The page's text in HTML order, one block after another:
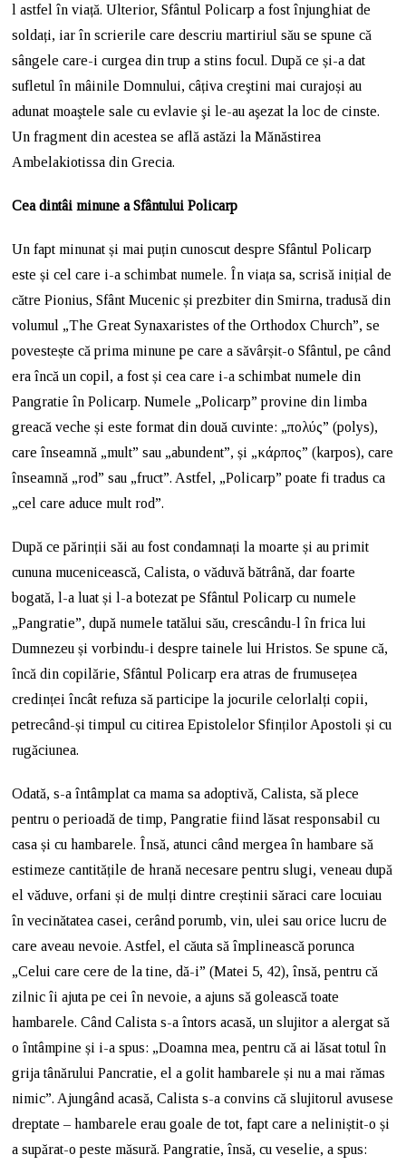
l astfel în viață. Ulterior, Sfântul Policarp a fost înjunghiat de
soldați, iar în scrierile care descriu martiriul său se spune că
sângele care-i curgea din trup a stins focul. După ce și-a dat
sufletul în mâinile Domnului, câțiva creştini mai curajoși au
adunat moaştele sale cu evlavie şi le-au aşezat la loc de cinste.
Un fragment din acestea se află astăzi la Mănăstirea
Ambelakiotissa din Grecia.
Cea dintâi minune a Sfântului Policarp
Un fapt minunat și mai puțin cunoscut despre Sfântul Policarp
este și cel care i-a schimbat numele. În viața sa, scrisă inițial de
către Pionius, Sfânt Mucenic și prezbiter din Smirna, tradusă din
volumul „The Great Synaxaristes of the Orthodox Church”, se
povestește că prima minune pe care a săvârșit-o Sfântul, pe când
era încă un copil, a fost și cea care i-a schimbat numele din
Pangratie în Policarp. Numele „Policarp” provine din limba
greacă veche și este format din două cuvinte: „πολύς” (polys),
care înseamnă „mult” sau „abundent”, și „κάρπος” (karpos), care
înseamnă „rod” sau „fruct”. Astfel, „Policarp” poate fi tradus ca
„cel care aduce mult rod”.
După ce părinții săi au fost condamnați la moarte și au primit
cununa mucenicească, Calista, o văduvă bătrână, dar foarte
bogată, l-a luat și l-a botezat pe Sfântul Policarp cu numele
„Pangratie”, după numele tatălui său, crescându-l în frica lui
Dumnezeu și vorbindu-i despre tainele lui Hristos. Se spune că,
încă din copilărie, Sfântul Policarp era atras de frumusețea
credinței încât refuza să participe la jocurile celorlalți copii,
petrecând-și timpul cu citirea Epistolelor Sfinților Apostoli și cu
rugăciunea.
Odată, s-a întâmplat ca mama sa adoptivă, Calista, să plece
pentru o perioadă de timp, Pangratie fiind lăsat responsabil cu
casa și cu hambarele. Însă, atunci când mergea în hambare să
estimeze cantitățile de hrană necesare pentru slugi, veneau după
el văduve, orfani și de mulți dintre creștinii săraci care locuiau
în vecinătatea casei, cerând porumb, vin, ulei sau orice lucru de
care aveau nevoie. Astfel, el căuta să împlinească porunca
„Celui care cere de la tine, dă-i” (Matei 5, 42), însă, pentru că
zilnic îi ajuta pe cei în nevoie, a ajuns să golească toate
hambarele. Când Calista s-a întors acasă, un slujitor a alergat să
o întâmpine și i-a spus: „Doamna mea, pentru că ai lăsat totul în
grija tânărului Pancratie, el a golit hambarele și nu a mai rămas
nimic”. Ajungând acasă, Calista s-a convins că slujitorul avusese
dreptate – hambarele erau goale de tot, fapt care a neliniștit-o și
a supărat-o peste măsură. Pangratie, însă, cu veselie, a spus: